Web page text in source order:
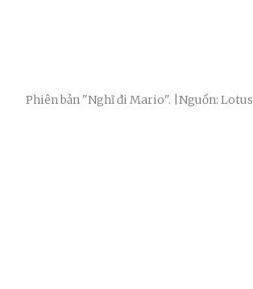
Phiên bản "Nghĩ đi Mario". |Nguồn: Lotus